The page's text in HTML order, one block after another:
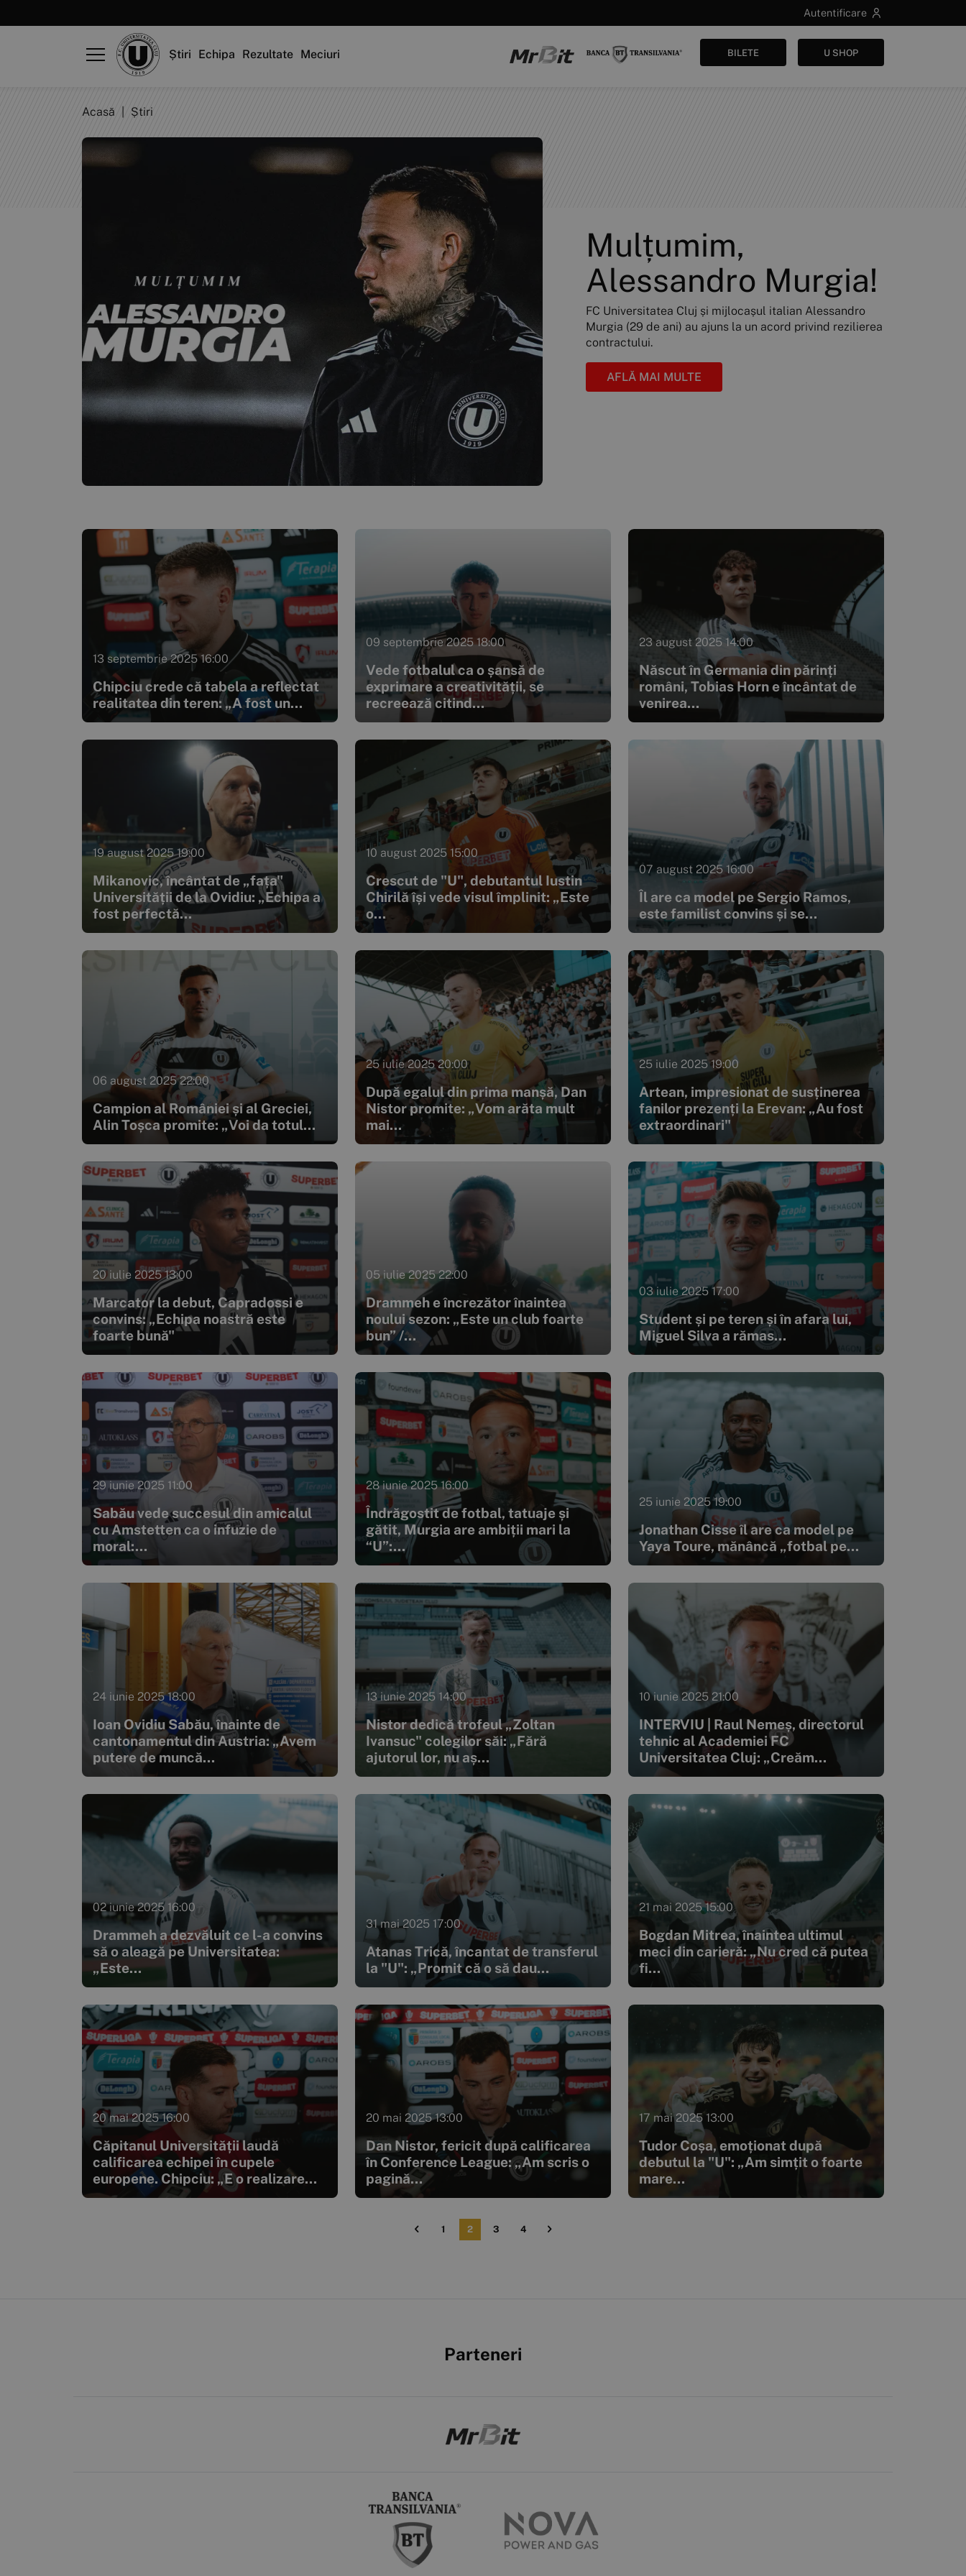
Autentificare
Știri Echipa Rezultate Meciuri BILETE U SHOP
Acasă Știri
Mulțumim,
Alessandro Murgia!
FC Universitatea Cluj și mijlocașul italian Alessandro
Murgia (29 de ani) au ajuns la un acord privind rezilierea
contractului.
AFLĂ MAI MULTE
13 septembrie 2025 16:00
Chipciu crede că tabela a reflectat
realitatea din teren: „A fost un...
09 septembrie 2025 18:00
Vede fotbalul ca o șansă de
exprimare a creativității, se
recreează citind...
23 august 2025 14:00
Născut în Germania din părinți
români, Tobias Horn e încântat de
venirea...
19 august 2025 19:00
Mikanovic, încântat de „fața"
Universității de la Ovidiu: „Echipa a
fost perfectă...
10 august 2025 15:00
Crescut de "U", debutantul Iustin
Chirilă își vede visul împlinit: „Este
o...
07 august 2025 16:00
Îl are ca model pe Sergio Ramos,
este familist convins și se...
06 august 2025 22:00
Campion al României și al Greciei,
Alin Toșca promite: „Voi da totul...
25 iulie 2025 20:00
După egalul din prima manșă, Dan
Nistor promite: „Vom arăta mult
mai...
25 iulie 2025 19:00
Artean, impresionat de susținerea
fanilor prezenți la Erevan: „Au fost
extraordinari"
20 iulie 2025 13:00
Marcator la debut, Capradossi e
convins: „Echipa noastră este
foarte bună"
05 iulie 2025 22:00
Drammeh e încrezător înaintea
noului sezon: „Este un club foarte
bun” /...
03 iulie 2025 17:00
Student și pe teren și în afara lui,
Miguel Silva a rămas...
29 iunie 2025 11:00
Sabău vede succesul din amicalul
cu Amstetten ca o infuzie de
moral:...
28 iunie 2025 16:00
Îndrăgostit de fotbal, tatuaje și
gătit, Murgia are ambiții mari la
“U”:...
25 iunie 2025 19:00
Jonathan Cisse îl are ca model pe
Yaya Toure, mănâncă „fotbal pe...
24 iunie 2025 18:00
Ioan Ovidiu Sabău, înainte de
cantonamentul din Austria: „Avem
putere de muncă...
13 iunie 2025 14:00
Nistor dedică trofeul „Zoltan
Ivansuc" colegilor săi: „Fără
ajutorul lor, nu aș...
10 iunie 2025 21:00
INTERVIU | Raul Nemeș, directorul
tehnic al Academiei FC
Universitatea Cluj: „Creăm...
02 iunie 2025 16:00
Drammeh a dezvăluit ce l-a convins
să o aleagă pe Universitatea:
„Este...
31 mai 2025 17:00
Atanas Trică, încantat de transferul
la "U": „Promit că o să dau...
21 mai 2025 15:00
Bogdan Mitrea, înaintea ultimul
meci din carieră: „Nu cred că putea
fi...
20 mai 2025 16:00
Căpitanul Universității laudă
calificarea echipei în cupele
europene. Chipciu: „E o realizare...
20 mai 2025 13:00
Dan Nistor, fericit după calificarea
în Conference League: „Am scris o
pagină...
17 mai 2025 13:00
Tudor Coșa, emoționat după
debutul la "U": „Am simțit o foarte
mare...
1 2 3 4
Parteneri